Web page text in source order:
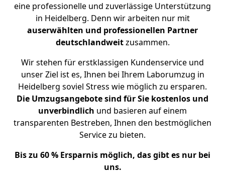
eine professionelle und zuverlässige Unterstützung
in Heidelberg. Denn wir arbeiten nur mit
auserwählten und professionellen Partner
deutschlandweitzusammen.
Wir stehen für erstklassigen Kundenservice und
unser Ziel ist es, Ihnen bei Ihrem Laborumzug in
Heidelberg soviel Stress wie möglich zu ersparen.
Die Umzugsangebote sind für Sie kostenlos und
unverbindlich und basieren auf einem
transparenten Bestreben, Ihnen den bestmöglichen
Service zu bieten.
Bis zu 60 % Ersparnis möglich, das gibt es nur bei
uns.